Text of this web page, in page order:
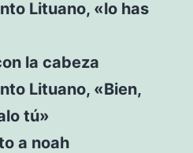
Lituano, «lo has
la cabeza
Lituano, «Bien,
tú»
a noah